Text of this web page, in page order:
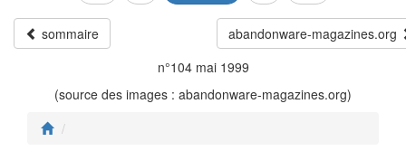
sommaire
abandonware-magazines.org
n°104 mai 1999
(source des images : abandonware-magazines.org)